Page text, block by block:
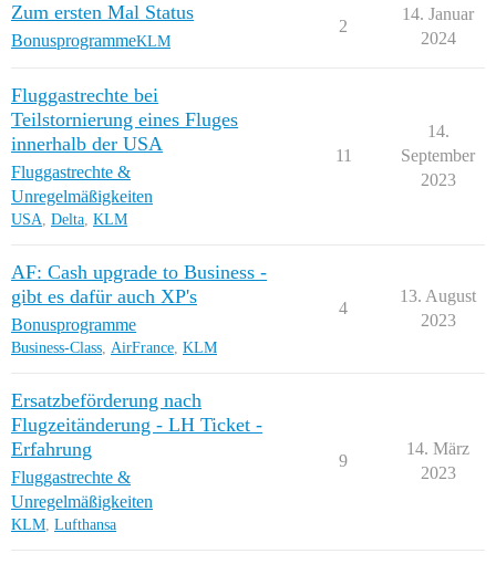
Zum ersten Mal Status
BonusprogrammeKLM
2
14. Januar
2024
Fluggastrechte bei
Teilstornierung eines Fluges
innerhalb der USA
Fluggastrechte &
Unregelmäßigkeiten
USA, Delta, KLM
11
14.
September
2023
AF: Cash upgrade to Business -
gibt es dafür auch XP's
Bonusprogramme
Business-Class, AirFrance, KLM
4
13. August
2023
Ersatzbeförderung nach
Flugzeitänderung - LH Ticket -
Erfahrung
Fluggastrechte &
Unregelmäßigkeiten
KLM, Lufthansa
9
14. März
2023